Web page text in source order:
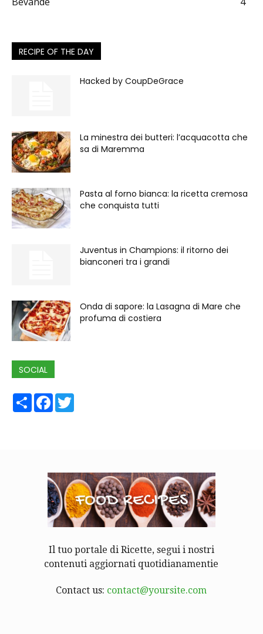
RECIPE OF THE DAY
Hacked by CoupDeGrace
La minestra dei butteri: l’acquacotta che
sa di Maremma
Pasta al forno bianca: la ricetta cremosa
che conquista tutti
Juventus in Champions: il ritorno dei
bianconeri tra i grandi
Onda di sapore: la Lasagna di Mare che
profuma di costiera
SOCIAL
ShareFacebook
Il tuo portale di Ricette, segui i nostri
contenuti aggiornati quotidianamentie
Contact us: contact@yoursite.com